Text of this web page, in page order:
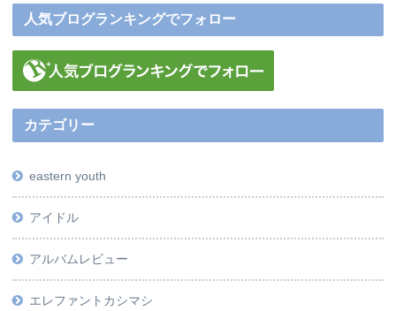
人気ブログランキングでフォロー
カテゴリー
eastern youth
アイドル
アルバムレビュー
エレファントカシマシ